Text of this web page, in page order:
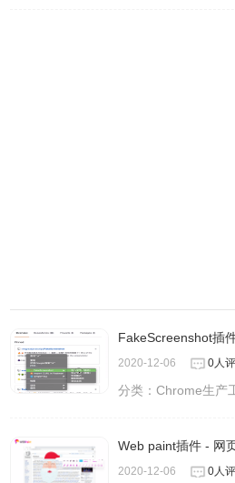
FakeScreenshot插
2020-12-06 0人
分类：Chrome生产
Web paint插件 - 网
2020-12-06 0人